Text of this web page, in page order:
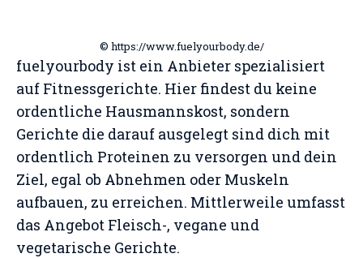
© https://www.fuelyourbody.de/
fuelyourbody ist ein Anbieter spezialisiert
auf Fitnessgerichte. Hier findest du keine
ordentliche Hausmannskost, sondern
Gerichte die darauf ausgelegt sind dich mit
ordentlich Proteinen zu versorgen und dein
Ziel, egal ob Abnehmen oder Muskeln
aufbauen, zu erreichen. Mittlerweile umfasst
das Angebot Fleisch-, vegane und
vegetarische Gerichte.